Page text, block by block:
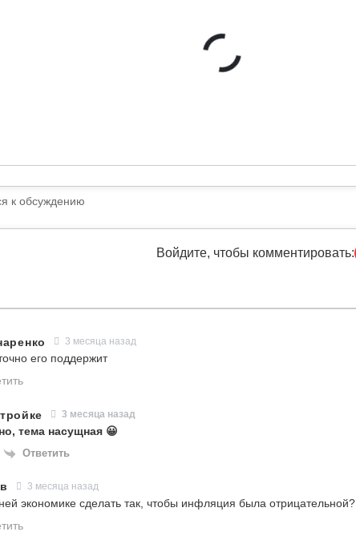
Войдите, чтобы комментировать:
3 месяца назад
его поддержит
3 месяца назад
тема насущная 😀
Ответить
3 месяца назад
экономике сделать так, чтобы инфляция была отрицательной?